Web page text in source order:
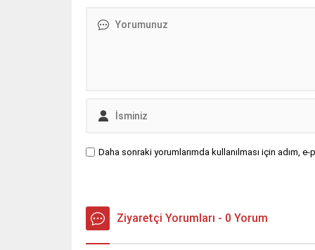
Daha sonraki yorumlarımda kullanılması için adım,
Ziyaretçi Yorumları - 0 Yorum